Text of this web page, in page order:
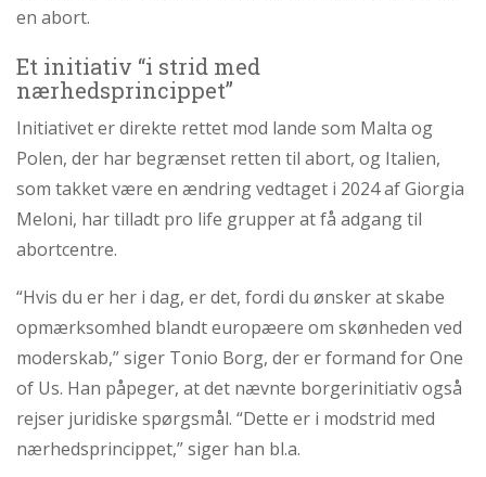
en abort.
Et initiativ “i strid med
nærhedsprincippet”
Initiativet er direkte rettet mod lande som Malta og
Polen, der har begrænset retten til abort, og Italien,
som takket være en ændring vedtaget i 2024 af Giorgia
Meloni, har tilladt pro life grupper at få adgang til
abortcentre.
“Hvis du er her i dag, er det, fordi du ønsker at skabe
opmærksomhed blandt europæere om skønheden ved
moderskab,” siger Tonio Borg, der er formand for One
of Us. Han påpeger, at det nævnte borgerinitiativ også
rejser juridiske spørgsmål. “Dette er i modstrid med
nærhedsprincippet,” siger han bl.a.